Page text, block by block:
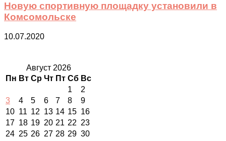
Новую спортивную площадку установили в
Комсомольске
10.07.2020
Август 2026
Пн Вт Ср Чт Пт Сб Вс
1
2
3
4 5 6 7 8
9
10 11 12 13 14 15 16
17 18 19 20 21 22 23
24 25 26 27 28 29 30